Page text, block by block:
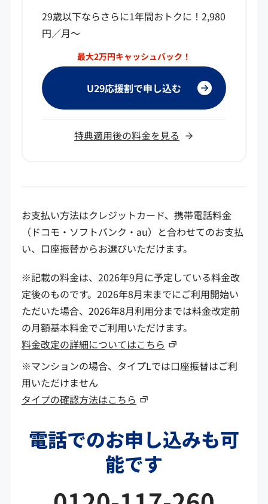
29歳以下ならさらに1年間おトクに！2,980
円／月～
最大2万円キャッシュバック！
U29応援割で申し込む
特典適用後の料金を見る
お支払い方法はクレジットカード、携帯電話料金
（ドコモ・ソフトバンク・au）と合わせてのお支払
い、口座振替からお選びいただけます。
※記載の料金は、2026年9月に予定している料金改
定後のものです。2026年8月末までにご利用開始い
ただいた場合、2026年8月利用分までは料金改定前
の月額基本料金でご利用いただけます。
料金改定の詳細についてはこちら
※マンションの場合、タイプLでは口座振替はご利
用いただけません
タイプの確認方法はこちら
電話でのお申し込みも可
能です